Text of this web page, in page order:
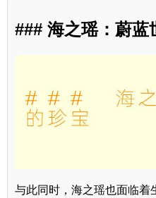
### 海之瑶：蔚蓝
与此同时，海之瑶也面临着